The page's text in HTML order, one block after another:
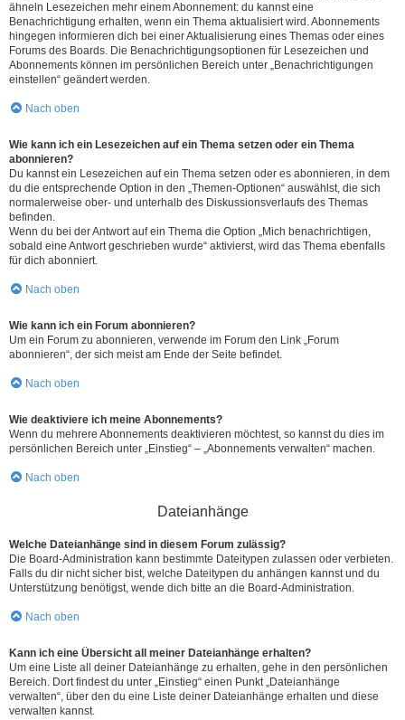
ähneln Lesezeichen mehr einem Abonnement: du kannst eine
Benachrichtigung erhalten, wenn ein Thema aktualisiert wird. Abonnements
hingegen informieren dich bei einer Aktualisierung eines Themas oder eines
Forums des Boards. Die Benachrichtigungsoptionen für Lesezeichen und
Abonnements können im persönlichen Bereich unter „Benachrichtigungen
einstellen“ geändert werden.
Nach oben
Wie kann ich ein Lesezeichen auf ein Thema setzen oder ein Thema
abonnieren?
Du kannst ein Lesezeichen auf ein Thema setzen oder es abonnieren, in dem
du die entsprechende Option in den „Themen-Optionen“ auswählst, die sich
normalerweise ober- und unterhalb des Diskussionsverlaufs des Themas
befinden.
Wenn du bei der Antwort auf ein Thema die Option „Mich benachrichtigen,
sobald eine Antwort geschrieben wurde“ aktivierst, wird das Thema ebenfalls
für dich abonniert.
Nach oben
Wie kann ich ein Forum abonnieren?
Um ein Forum zu abonnieren, verwende im Forum den Link „Forum
abonnieren“, der sich meist am Ende der Seite befindet.
Nach oben
Wie deaktiviere ich meine Abonnements?
Wenn du mehrere Abonnements deaktivieren möchtest, so kannst du dies im
persönlichen Bereich unter „Einstieg“ – „Abonnements verwalten“ machen.
Nach oben
Dateianhänge
Welche Dateianhänge sind in diesem Forum zulässig?
Die Board-Administration kann bestimmte Dateitypen zulassen oder verbieten.
Falls du dir nicht sicher bist, welche Dateitypen du anhängen kannst und du
Unterstützung benötigst, wende dich bitte an die Board-Administration.
Nach oben
Kann ich eine Übersicht all meiner Dateianhänge erhalten?
Um eine Liste all deiner Dateianhänge zu erhalten, gehe in den persönlichen
Bereich. Dort findest du unter „Einstieg“ einen Punkt „Dateianhänge
verwalten“, über den du eine Liste deiner Dateianhänge erhalten und diese
verwalten kannst.